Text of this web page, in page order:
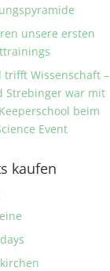
unsere ersten
trifft Wissenschaft –
Strebinger war mit
beim
Event
kaufen